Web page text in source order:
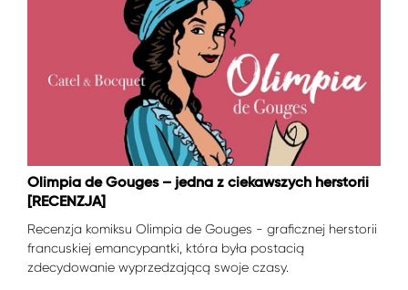
Olimpia de Gouges – jedna z ciekawszych herstorii
[RECENZJA]
Recenzja komiksu Olimpia de Gouges - graficznej herstorii
francuskiej emancypantki, która była postacią
zdecydowanie wyprzedzającą swoje czasy.